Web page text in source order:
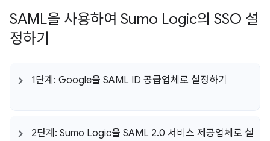
SAML을 사용하여 Sumo Logic의 SSO 설
정하기
1단계: Google을 SAML ID 공급업체로 설정하기
2단계: Sumo Logic을 SAML 2.0 서비스 제공업체로 설